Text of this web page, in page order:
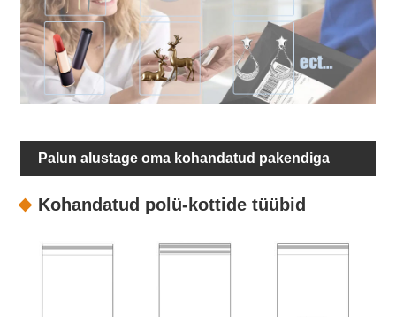
Palun alustage oma kohandatud pakendiga
Kohandatud polü-kottide tüübid